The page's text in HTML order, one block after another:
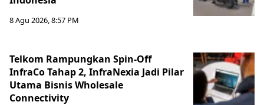
8 Agu 2026, 8:57 PM
Telkom Rampungkan Spin-Off
InfraCo Tahap 2, InfraNexia Jadi Pilar
Utama Bisnis Wholesale
Connectivity